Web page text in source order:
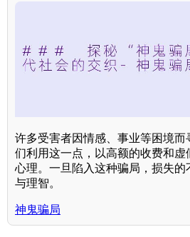
许多受害者因情感、事业等困境而
们利用这一点，以高额的收费和虚
心理。一旦陷入这种骗局，损失
与理智。
神鬼骗局